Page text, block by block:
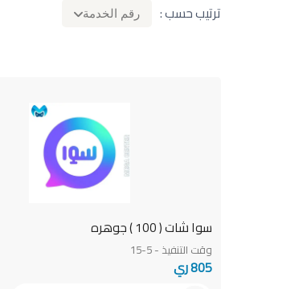
ترتيب حسب : رقم الخدمة
سوا شات ( 100 ) جوهره
وقت التنفيذ - 5-15
805 ري